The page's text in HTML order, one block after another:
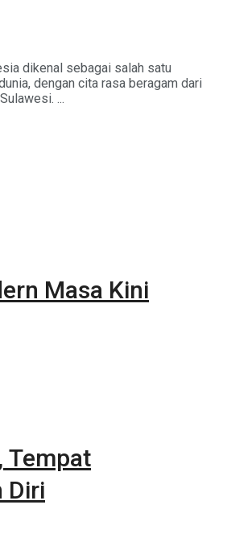
dikenal sebagai salah satu
dengan cita rasa beragam dari
...
Masa Kini
Tempat
Diri